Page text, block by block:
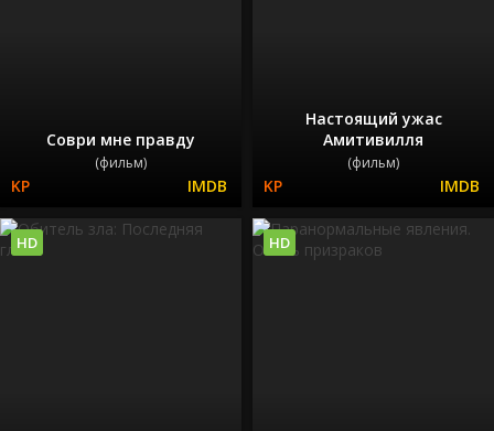
Соври мне правду
(фильм)
Настоящий ужас
Амитивилля
(фильм)
HD HD